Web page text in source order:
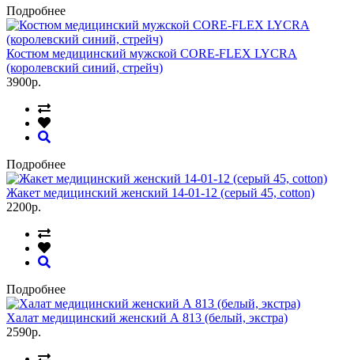
Подробнее
Костюм медицинский мужской CORE-FLEX LYCRA
(королевский синий, стрейч)
3900р.
Подробнее
Жакет медицинский женский 14-01-12 (серый 45, cotton)
2200р.
Подробнее
Халат медицинский женский А 813 (белый, экстра)
2590р.